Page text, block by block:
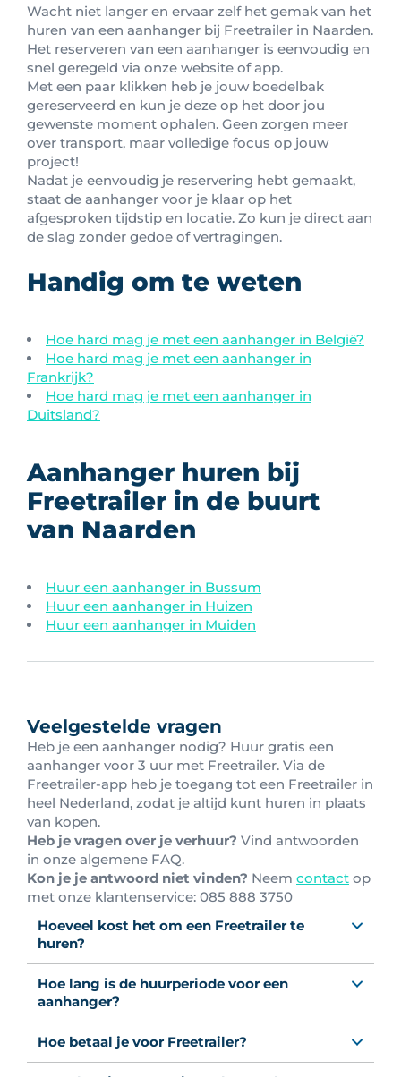
Wacht niet langer en ervaar zelf het gemak van het
huren van een aanhanger bij Freetrailer in Naarden.
Het reserveren van een aanhanger is eenvoudig en
snel geregeld via onze website of app.
Met een paar klikken heb je jouw boedelbak
gereserveerd en kun je deze op het door jou
gewenste moment ophalen. Geen zorgen meer
over transport, maar volledige focus op jouw
project!
Nadat je eenvoudig je reservering hebt gemaakt,
staat de aanhanger voor je klaar op het
afgesproken tijdstip en locatie. Zo kun je direct aan
de slag zonder gedoe of vertragingen.
Handig om te weten
Hoe hard mag je met een aanhanger in België?
Hoe hard mag je met een aanhanger in
Frankrijk?
Hoe hard mag je met een aanhanger in
Duitsland?
Aanhanger huren bij
Freetrailer in de buurt
van Naarden
Huur een aanhanger in Bussum
Huur een aanhanger in Huizen
Huur een aanhanger in Muiden
Veelgestelde vragen
Heb je een aanhanger nodig? Huur gratis een
aanhanger voor 3 uur met Freetrailer. Via de
Freetrailer-app heb je toegang tot een Freetrailer in
heel Nederland, zodat je altijd kunt huren in plaats
van kopen.
Heb je vragen over je verhuur? Vind antwoorden
in onze algemene FAQ.
Kon je je antwoord niet vinden? Neem contact op
met onze klantenservice: 085 888 3750
Hoeveel kost het om een Freetrailer te
huren?
Hoe lang is de huurperiode voor een
aanhanger?
Hoe betaal je voor Freetrailer?